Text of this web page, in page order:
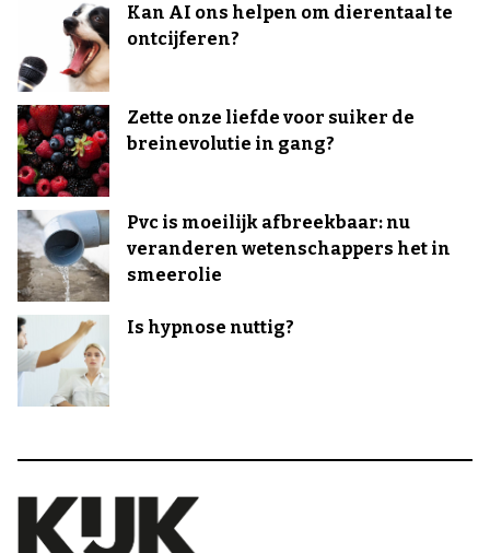
Kan AI ons helpen om dierentaal te
ontcijferen?
Zette onze liefde voor suiker de
breinevolutie in gang?
Pvc is moeilijk afbreekbaar: nu
veranderen wetenschappers het in
smeerolie
Is hypnose nuttig?